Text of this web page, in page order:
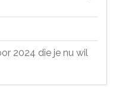
2024 die je nu wil